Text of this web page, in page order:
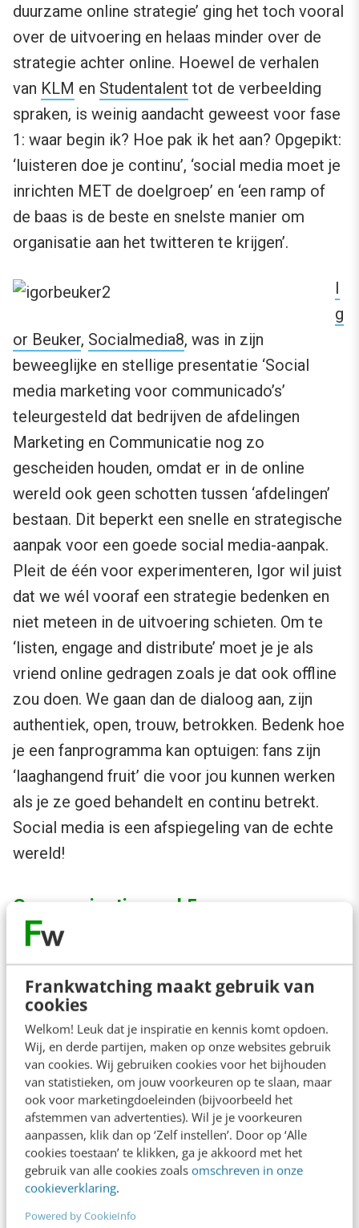
Frankwatching maakt gebruik van
cookies
Welkom! Leuk dat je inspiratie en kennis komt opdoen.
Wij, en derde partijen, maken op onze websites gebruik
van cookies. Wij gebruiken cookies voor het bijhouden
van statistieken, om jouw voorkeuren op te slaan, maar
ook voor marketingdoeleinden (bijvoorbeeld het
afstemmen van advertenties). Wil je je voorkeuren
aanpassen, klik dan op ‘Zelf instellen’. Door op ‘Alle
cookies toestaan’ te klikken, ga je akkoord met het
gebruik van alle cookies zoals omschreven in onze
cookieverklaring.
Powered by CookieInfo
duurzame online strategie’ ging het toch vooral
over de uitvoering en helaas minder over de
strategie achter online. Hoewel de verhalen
van KLM en Studentalent tot de verbeelding
spraken, is weinig aandacht geweest voor fase
1: waar begin ik? Hoe pak ik het aan? Opgepikt:
‘luisteren doe je continu’, ‘social media moet je
inrichten MET de doelgroep’ en ‘een ramp of
de baas is de beste en snelste manier om
organisatie aan het twitteren te krijgen’.
I
g
or Beuker, Socialmedia8, was in zijn
beweeglijke en stellige presentatie ‘Social
media marketing voor communicado’s’
teleurgesteld dat bedrijven de afdelingen
Marketing en Communicatie nog zo
gescheiden houden, omdat er in de online
wereld ook geen schotten tussen ‘afdelingen’
bestaan. Dit beperkt een snelle en strategische
aanpak voor een goede social media-aanpak.
Pleit de één voor experimenteren, Igor wil juist
dat we wél vooraf een strategie bedenken en
niet meteen in de uitvoering schieten. Om te
‘listen, engage and distribute’ moet je je als
vriend online gedragen zoals je dat ook offline
zou doen. We gaan dan de dialoog aan, zijn
authentiek, open, trouw, betrokken. Bedenk hoe
je een fanprogramma kan optuigen: fans zijn
‘laaghangend fruit’ die voor jou kunnen werken
als je ze goed behandelt en continu betrekt.
Social media is een afspiegeling van de echte
wereld!
Communicatieregel 5
Ga het gesprek aan.
De afsluiting van de dag lag in handen van
hoogleraar strategische communicatie aan de
UvA enUniversiteit Wageningen:Noëlle Aarts.
Aan de hand van de oude bekende
behoeftepiramide van Maslow legde zij uit dat
de sociale behoefte de enige uit de piramide is
waarbij we anderen nodig hebben. Social media
maken dat mogelijk en toegankelijker. Social